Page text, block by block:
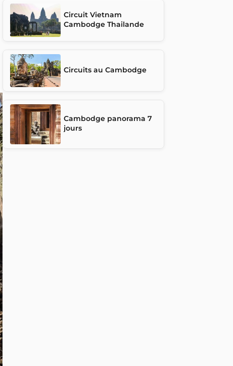
Circuit Vietnam
Cambodge Thailande
Circuits au Cambodge
Cambodge panorama 7
jours